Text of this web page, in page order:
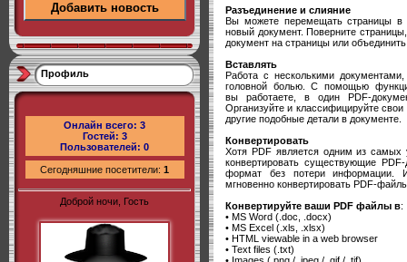
Добавить новость
Профиль
Онлайн всего: 3
Гостей: 3
Пользователей: 0
Сегодняшние посетители: 1
Доброй ночи, Гость
Разъединение и слияние
Вы можете перемещать страницы в
новый документ. Поверните
документ на страницы или
Вставлять
Работа с несколькими
головной болью. С помощью
вы работаете, в один PDF-
Организуйте и классифицируйте
другие подобные детали в документе.
Конвертировать
Хотя PDF является одним из
конвертировать существующие
формат без потери информации.
мгновенно конвертировать PDF-
Конвертируйте ваши PDF файлы в:
• MS Word (.doc, .docx)
• MS Excel (.xls, .xlsx)
• HTML viewable in a web browser
• Text files (.txt)